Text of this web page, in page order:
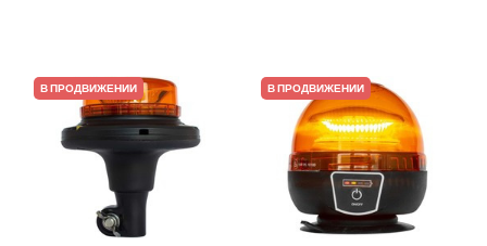
В ПРОДВИЖЕНИИ В ПРОДВИЖЕНИИ